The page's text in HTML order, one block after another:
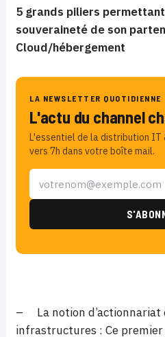
5 grands piliers
souveraineté de son
Cloud/hébergement
LA NEWSLETTER QUOTIDIENNE
L'actu du channel
L'essentiel de la distribution IT
vers 7h dans votre boîte mail.
– La notion d’actionnariat
infrastructures : Ce